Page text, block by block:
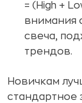
= (High +
внимания
свеча,
трендов.
Новичкам
стандартное